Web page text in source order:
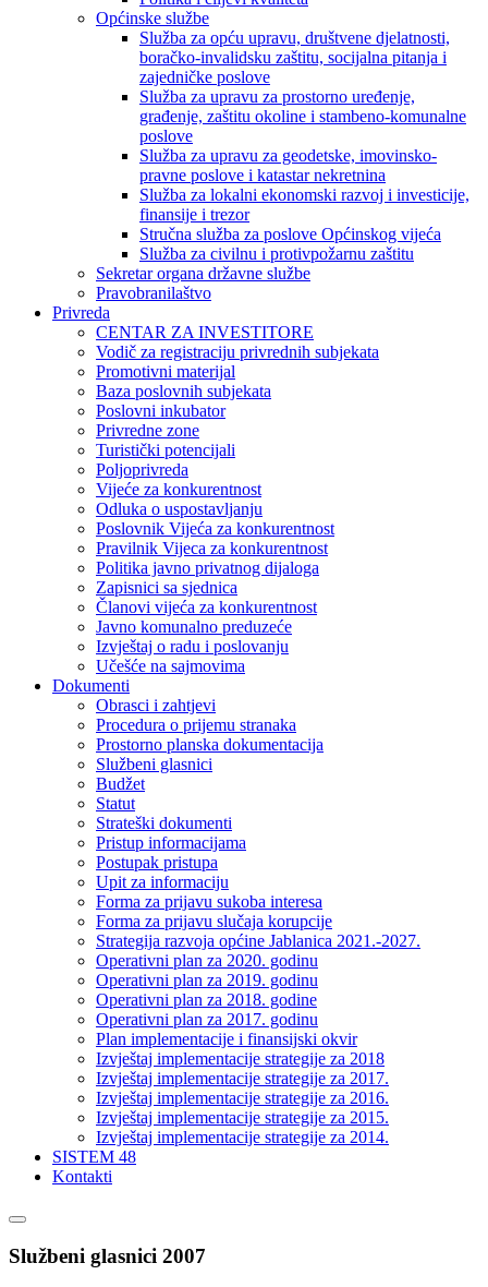
Općinske službe
Služba za opću upravu, društvene djelatnosti,
boračko-invalidsku zaštitu, socijalna pitanja i
zajedničke poslove
Služba za upravu za prostorno uređenje,
građenje, zaštitu okoline i stambeno-komunalne
poslove
Služba za upravu za geodetske, imovinsko-
pravne poslove i katastar nekretnina
Služba za lokalni ekonomski razvoj i investicije,
finansije i trezor
Stručna služba za poslove Općinskog vijeća
Služba za civilnu i protivpožarnu zaštitu
Sekretar organa državne službe
Pravobranilaštvo
Privreda
CENTAR ZA INVESTITORE
Vodič za registraciju privrednih subjekata
Promotivni materijal
Baza poslovnih subjekata
Poslovni inkubator
Privredne zone
Turistički potencijali
Poljoprivreda
Vijeće za konkurentnost
Odluka o uspostavljanju
Poslovnik Vijeća za konkurentnost
Pravilnik Vijeca za konkurentnost
Politika javno privatnog dijaloga
Zapisnici sa sjednica
Članovi vijeća za konkurentnost
Javno komunalno preduzeće
Izvještaj o radu i poslovanju
Učešće na sajmovima
Dokumenti
Obrasci i zahtjevi
Procedura o prijemu stranaka
Prostorno planska dokumentacija
Službeni glasnici
Budžet
Statut
Strateški dokumenti
Pristup informacijama
Postupak pristupa
Upit za informaciju
Forma za prijavu sukoba interesa
Forma za prijavu slučaja korupcije
Strategija razvoja općine Jablanica 2021.-2027.
Operativni plan za 2020. godinu
Operativni plan za 2019. godinu
Operativni plan za 2018. godine
Operativni plan za 2017. godinu
Plan implementacije i finansijski okvir
Izvještaj implementacije strategije za 2018
Izvještaj implementacije strategije za 2017.
Izvještaj implementacije strategije za 2016.
Izvještaj implementacije strategije za 2015.
Izvještaj implementacije strategije za 2014.
SISTEM 48
Kontakti
Službeni glasnici 2007